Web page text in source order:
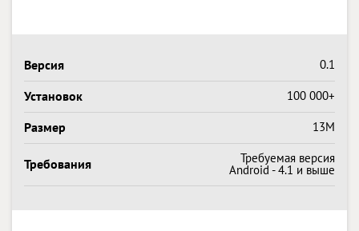
Версия 0.1
Установок 100 000+
Размер 13M
Требования Требуемая версия
Android - 4.1 и выше